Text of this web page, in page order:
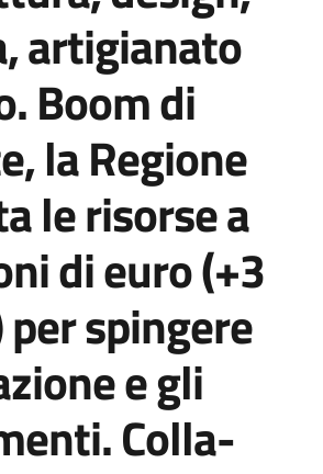
artigianato
Boom di
la Regione
le risorse a
di euro (+3
spingere
e gli
Colla-